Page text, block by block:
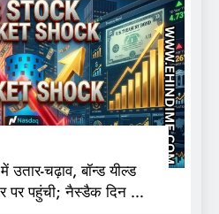
उतार-चढ़ाव, बॉन्ड यील्ड
पहुंची; नैस्डैक दिन की